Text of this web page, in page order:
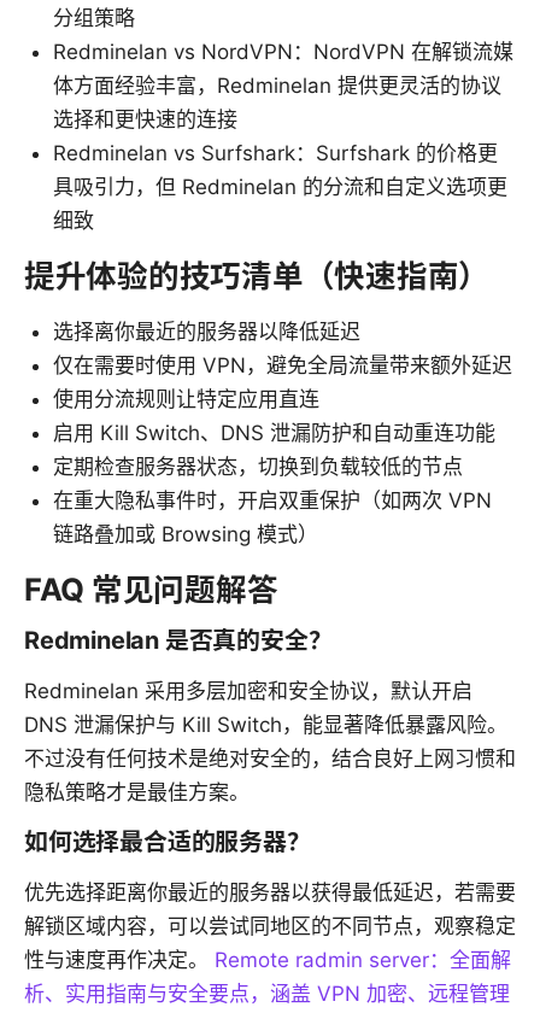
分组策略
Redminelan vs NordVPN：NordVPN 在解锁流媒
体方面经验丰富，Redminelan 提供更灵活的协议
选择和更快速的连接
Redminelan vs Surfshark：Surfshark 的价格更
具吸引力，但 Redminelan 的分流和自定义选项更
细致
提升体验的技巧清单（快速指南）
选择离你最近的服务器以降低延迟
仅在需要时使用 VPN，避免全局流量带来额外延迟
使用分流规则让特定应用直连
启用 Kill Switch、DNS 泄漏防护和自动重连功能
定期检查服务器状态，切换到负载较低的节点
在重大隐私事件时，开启双重保护（如两次 VPN
链路叠加或 Browsing 模式）
FAQ 常见问题解答
Redminelan 是否真的安全？
Redminelan 采用多层加密和安全协议，默认开启
DNS 泄漏保护与 Kill Switch，能显著降低暴露风险。
不过没有任何技术是绝对安全的，结合良好上网习惯和
隐私策略才是最佳方案。
如何选择最合适的服务器？
优先选择距离你最近的服务器以获得最低延迟，若需要
解锁区域内容，可以尝试同地区的不同节点，观察稳定
性与速度再作决定。 Remote radmin server：全面解
析、实用指南与安全要点，涵盖 VPN 加密、远程管理